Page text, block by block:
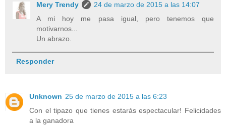
Mery Trendy
24 de marzo de 2015 a las 14:07
A mi hoy me pasa igual, pero tenemos que
motivarnos...
Un abrazo.
Responder
Unknown 25 de marzo de 2015 a las 6:23
Con el tipazo que tienes estarás espectacular! Felicidades
a la ganadora